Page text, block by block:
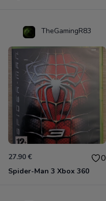
TheGamingR83
27.90 € 0
Spider-Man 3 Xbox 360